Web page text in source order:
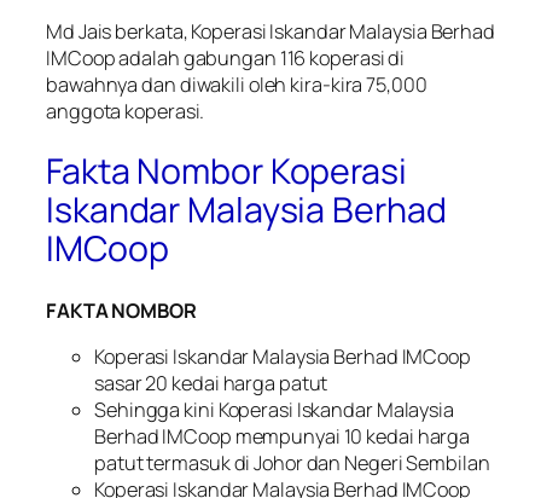
Md Jais berkata, Koperasi Iskandar Malaysia Berhad
IMCoop adalah gabungan 116 koperasi di
bawahnya dan diwakili oleh kira-kira 75,000
anggota koperasi.
Fakta Nombor Koperasi
Iskandar Malaysia Berhad
IMCoop
FAKTA NOMBOR
Koperasi Iskandar Malaysia Berhad IMCoop
sasar 20 kedai harga patut
Sehingga kini Koperasi Iskandar Malaysia
Berhad IMCoop mempunyai 10 kedai harga
patut termasuk di Johor dan Negeri Sembilan
Koperasi Iskandar Malaysia Berhad IMCoop